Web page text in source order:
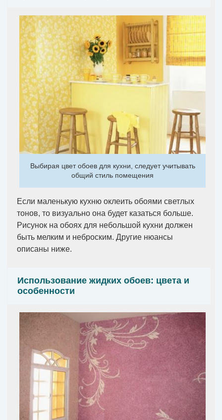
Выбирая цвет обоев для кухни, следует учитывать
общий стиль помещения
Если маленькую кухню оклеить обоями светлых
тонов, то визуально она будет казаться больше.
Рисунок на обоях для небольшой кухни должен
быть мелким и неброским. Другие нюансы
описаны ниже.
Использование жидких обоев: цвета и
особенности